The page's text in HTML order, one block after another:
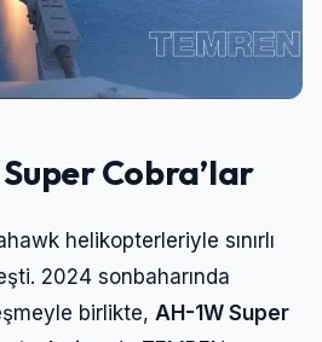
Cobra’lar
helikopterleriyle sınırlı
2024 sonbaharında
birlikte, AH-1W Super